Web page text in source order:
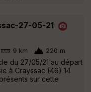
27-05-21
9 km 220 m
du 27/05/21 au départ
à Crayssac (46) 14
sur cette